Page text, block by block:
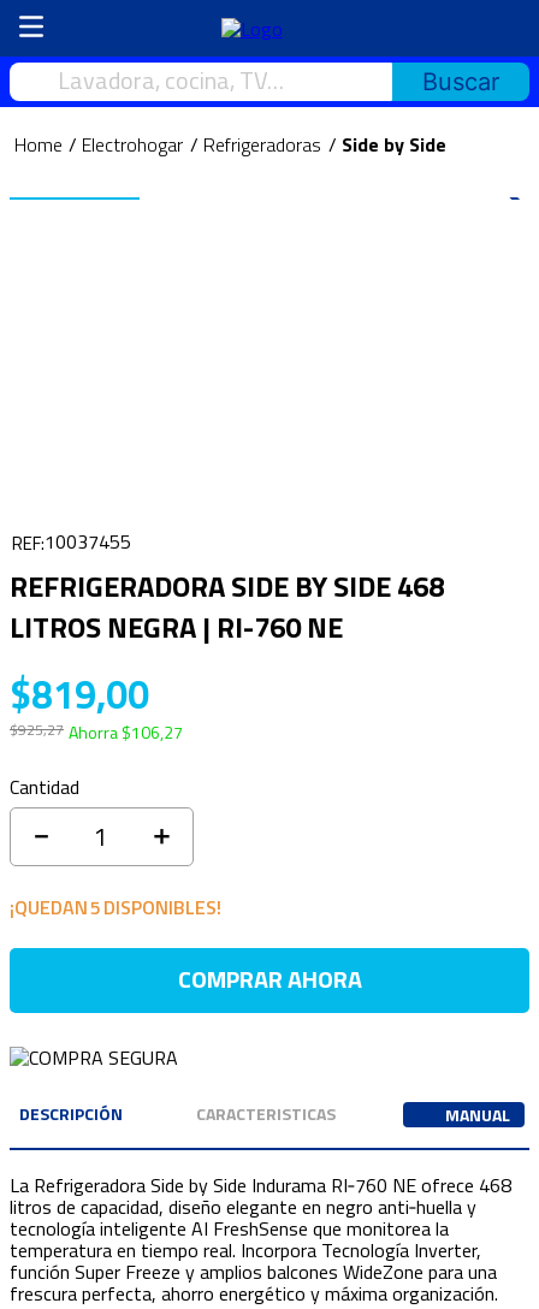
Lavadora, cocina, TV…
Electrohogar Refrigeradoras Side by Side
10037455
REFRIGERADORA SIDE BY SIDE 468
LITROS NEGRA | RI-760 NE
$819,00
$925,27 Ahorra$106,27
Cantidad
＋
－
¡QUEDAN5DISPONIBLES!
COMPRAR AHORA
DESCRIPCIÓN CARACTERISTICAS MANUAL
La Refrigeradora Side by Side Indurama RI‑760 NE ofrece 468
litros de capacidad, diseño elegante en negro anti‑huella y
tecnología inteligente AI FreshSense que monitorea la
temperatura en tiempo real. Incorpora Tecnología Inverter,
función Super Freeze y amplios balcones WideZone para una
frescura perfecta, ahorro energético y máxima organización.